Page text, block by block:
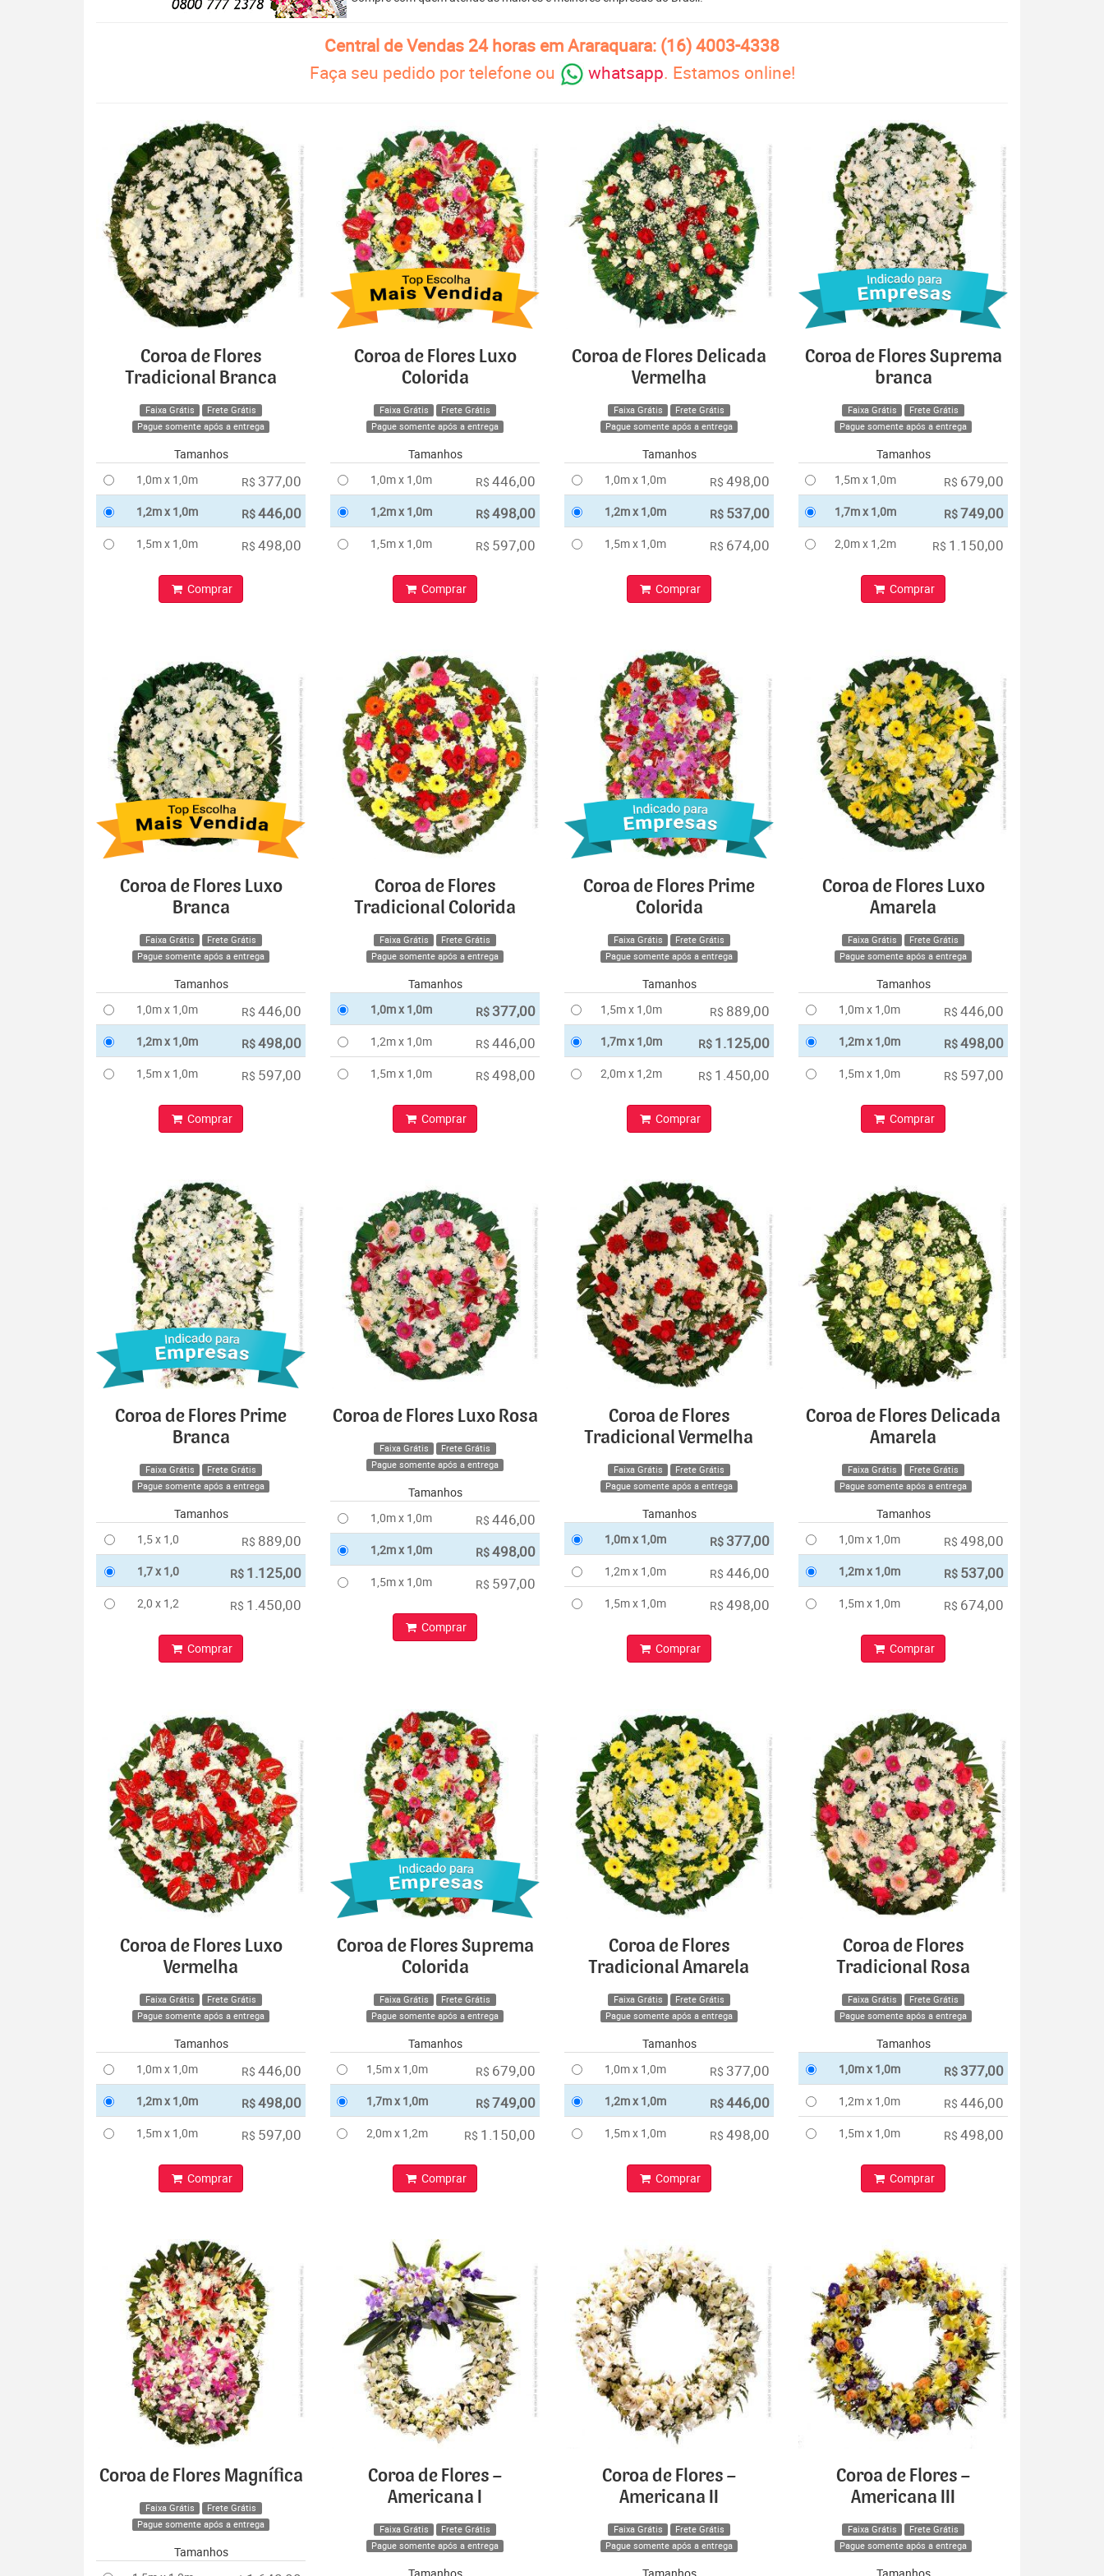
Central de Vendas 24 horas em Araraquara: (16) 4003-4338
Faça seu pedido por telefone ou
whatsapp. Estamos online!
Coroa de Flores
Tradicional Branca
Faixa Grátis
Frete Grátis
Pague somente após a entrega
Tamanhos
1,0m x 1,0m
R$ 377,00
1,2m x 1,0m R$446,00
1,5m x 1,0m R$ 498,00
Comprar
Coroa de Flores Luxo
Colorida
Faixa Grátis
Frete Grátis
Pague somente após a entrega
Tamanhos
1,0m x 1,0m
R$ 446,00
1,2m x 1,0m R$498,00
1,5m x 1,0m R$ 597,00
Comprar
Coroa de Flores Delicada
Vermelha
Faixa Grátis
Frete Grátis
Pague somente após a entrega
Tamanhos
1,0m x 1,0m
R$ 498,00
1,2m x 1,0m R$ 537,00
1,5m x 1,0m R$ 674,00
Comprar
Coroa de Flores Suprema
branca
Faixa Grátis
Frete Grátis
Pague somente após a entrega
Tamanhos
1,5m x 1,0m
R$ 679,00
1,7m x 1,0m R$749,00
2,0m x 1,2m R$ 1.150,00
Comprar
Coroa de Flores Luxo
Branca
Faixa Grátis
Frete Grátis
Pague somente após a entrega
Tamanhos
1,0m x 1,0m
R$ 446,00
1,2m x 1,0m R$498,00
1,5m x 1,0m R$ 597,00
Comprar
Coroa de Flores
Tradicional Colorida
Faixa Grátis
Frete Grátis
Pague somente após a entrega
Tamanhos
1,0m x 1,0m
R$ 377,00
1,2m x 1,0m R$ 446,00
1,5m x 1,0m R$ 498,00
Comprar
Coroa de Flores Prime
Colorida
Faixa Grátis
Frete Grátis
Pague somente após a entrega
Tamanhos
1,5m x 1,0m
R$ 889,00
1,7m x 1,0m R$ 1.125,00
2,0m x 1,2m R$ 1.450,00
Comprar
Coroa de Flores Luxo
Amarela
Faixa Grátis
Frete Grátis
Pague somente após a entrega
Tamanhos
1,0m x 1,0m
R$ 446,00
1,2m x 1,0m R$498,00
1,5m x 1,0m R$ 597,00
Comprar
Coroa de Flores Prime
Branca
Faixa Grátis
Frete Grátis
Pague somente após a entrega
Tamanhos
1,5 x 1,0
R$ 889,00
1,7 x 1,0 R$ 1.125,00
2,0 x 1,2 R$ 1.450,00
Comprar
Coroa de Flores Luxo Rosa
Faixa Grátis
Frete Grátis
Pague somente após a entrega
Tamanhos
1,0m x 1,0m
R$ 446,00
1,2m x 1,0m R$498,00
1,5m x 1,0m R$ 597,00
Comprar
Coroa de Flores
Tradicional Vermelha
Faixa Grátis
Frete Grátis
Pague somente após a entrega
Tamanhos
1,0m x 1,0m
R$ 377,00
1,2m x 1,0m R$ 446,00
1,5m x 1,0m R$ 498,00
Comprar
Coroa de Flores Delicada
Amarela
Faixa Grátis
Frete Grátis
Pague somente após a entrega
Tamanhos
1,0m x 1,0m
R$ 498,00
1,2m x 1,0m R$ 537,00
1,5m x 1,0m R$ 674,00
Comprar
Coroa de Flores Luxo
Vermelha
Faixa Grátis
Frete Grátis
Pague somente após a entrega
Tamanhos
1,0m x 1,0m
R$ 446,00
1,2m x 1,0m R$498,00
1,5m x 1,0m R$ 597,00
Comprar
Coroa de Flores Suprema
Colorida
Faixa Grátis
Frete Grátis
Pague somente após a entrega
Tamanhos
1,5m x 1,0m
R$ 679,00
1,7m x 1,0m R$749,00
2,0m x 1,2m R$ 1.150,00
Comprar
Coroa de Flores
Tradicional Amarela
Faixa Grátis
Frete Grátis
Pague somente após a entrega
Tamanhos
1,0m x 1,0m
R$ 377,00
1,2m x 1,0m R$446,00
1,5m x 1,0m R$ 498,00
Comprar
Coroa de Flores
Tradicional Rosa
Faixa Grátis
Frete Grátis
Pague somente após a entrega
Tamanhos
1,0m x 1,0m
R$ 377,00
1,2m x 1,0m R$ 446,00
1,5m x 1,0m R$ 498,00
Comprar
Coroa de Flores Magnífica
Faixa Grátis
Frete Grátis
Pague somente após a entrega
Tamanhos
Coroa de Flores –
Americana I
Faixa Grátis
Frete Grátis
Pague somente após a entrega
Coroa de Flores –
Americana II
Faixa Grátis
Frete Grátis
Pague somente após a entrega
Coroa de Flores –
Americana III
Faixa Grátis
Frete Grátis
Pague somente após a entrega